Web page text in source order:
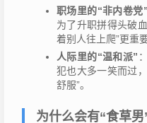
职场里的“非内卷党”
为了升职拼得头破
着别人往上爬”更重要
人际里的“温和派”
犯也大多一笑而过
舒服”。
为什么会有“食草男